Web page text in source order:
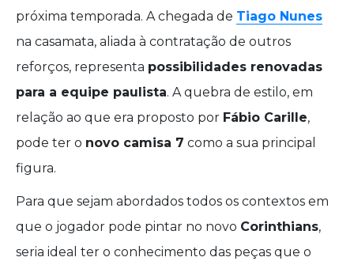
próxima temporada. A chegada de Tiago Nunes
na casamata, aliada à contratação de outros
reforços, representa possibilidades renovadas
para a equipe paulista. A quebra de estilo, em
relação ao que era proposto por Fábio Carille,
pode ter o novo camisa 7 como a sua principal
figura.
Para que sejam abordados todos os contextos em
que o jogador pode pintar no novo Corinthians,
seria ideal ter o conhecimento das peças que o